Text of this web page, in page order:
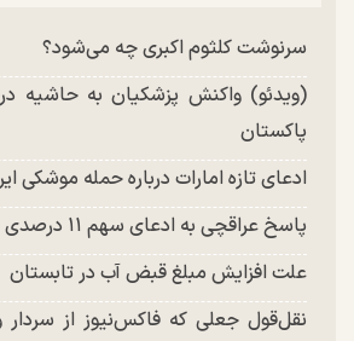
شد
سرنوشت کلثوم اکبری چه می‌شود؟
(ویدئو) واکنش پزشکیان به حاشیه
پاکستان
ادعای تازه امارات درباره حمله موشکی
پاسخ عراقچی به ادعای سهم ۱۱ درصدی ایران از خزر
علت افزایش مبلغ قبض آب در تابستان
نقل‌قول جعلی که فاکس‌نیوز از